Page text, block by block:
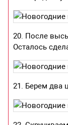
20. После
Осталось
21. Берем два